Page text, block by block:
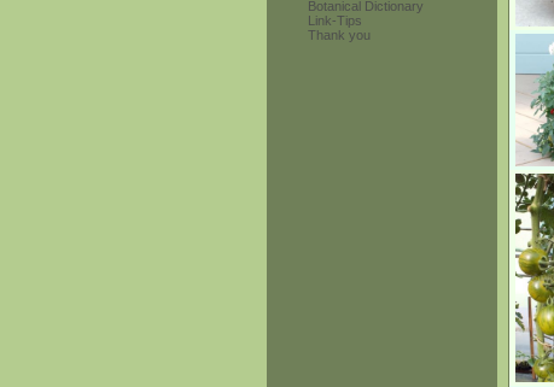
Botanical Dictionary
Link-Tips
Thank you